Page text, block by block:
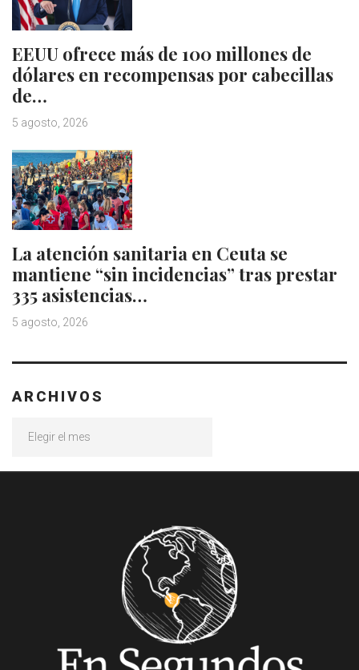
EEUU ofrece más de 100 millones de
dólares en recompensas por cabecillas
de…
5 agosto, 2026
La atención sanitaria en Ceuta se
mantiene “sin incidencias” tras prestar
335 asistencias…
5 agosto, 2026
ARCHIVOS